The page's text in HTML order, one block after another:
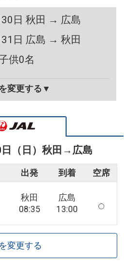
日 秋田 → 広島
日 広島 → 秋田
供0名
変更する▼
（日） 秋田 → 広島
出発 到着 空席
秋田
08:35
広島
13:00
変更する